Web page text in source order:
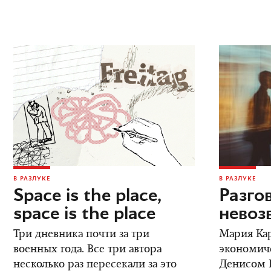
В РАЗЛУКЕ
Space is the place,
space is the place
Три дневника почти за три
военных года. Все три автора
несколько раз пересекали за это
В РАЗЛУКЕ
Мария
Денисом